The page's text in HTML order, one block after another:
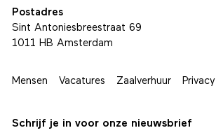
Postadres
Sint Antoniesbreestraat 69
1011 HB Amsterdam
Mensen Vacatures Zaalverhuur Privacy
Schrijf je in voor onze nieuwsbrief